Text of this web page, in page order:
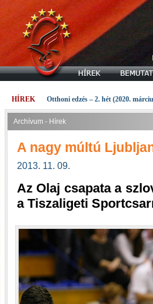
HÍREK Otthoni edzés – 2. hét (2020.
Archívum - Hírek
A nagy múltú
2013. 11. 09.
Az Olaj csapata a
a Tiszaligeti